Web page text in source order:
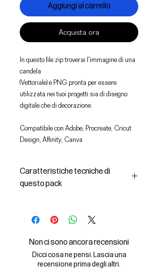
Aggiungi al carrello
Acquista ora
In questo file zip troverai l'immagine di una
candela
(Vettoriale) e PNG pronta per essere
utilizzata nei tuoi progetti sia di disegno
digitale che di decorazione.
Compatibile con Adobe, Procreate, Cricut
Design, Affinity, Canva
Caratteristiche tecniche di
questo pack
- le immagini descritte in formato
- la licenza d'uso delle grafiche
Il File SVG è compatibile con Adobe,
Cricut Design, Cricut
Non ci sono ancora recensioni
Dicci cosa ne pensi. Lascia una
recensione prima degli altri.